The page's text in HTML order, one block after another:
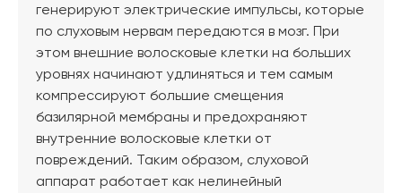
генерируют электрические импульсы, которые
по слуховым нервам передаются в мозг. При
этом внешние волосковые клетки на больших
уровнях начинают удлиняться и тем самым
компрессируют большие смещения
базилярной мембраны и предохраняют
внутренние волосковые клетки от
повреждений. Таким образом, слуховой
аппарат работает как нелинейный